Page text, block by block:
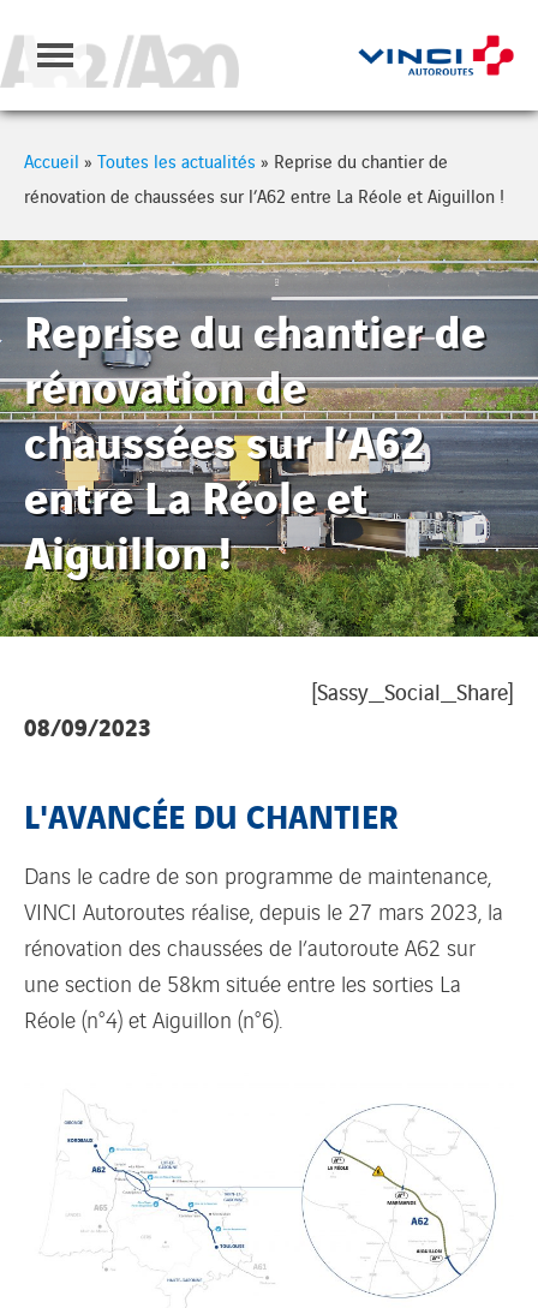
Accueil » Toutes les actualités » Reprise du chantier de
rénovation de chaussées sur l’A62 entre La Réole et Aiguillon !
Reprise du chantier de
rénovation de
chaussées sur l’A62
entre La Réole et
Aiguillon !
[Sassy_Social_Share]
08/09/2023
L'AVANCÉE DU CHANTIER
Dans le cadre de son programme de maintenance,
VINCI Autoroutes réalise, depuis le 27 mars 2023, la
rénovation des chaussées de l’autoroute A62 sur
une section de 58km située entre les sorties La
Réole (n°4) et Aiguillon (n°6).